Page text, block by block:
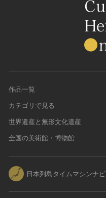
作品一覧
カテゴリで見る
世界遺産と無形文化遺産
全国の美術館・博物館
日本列島タイムマシンナビ